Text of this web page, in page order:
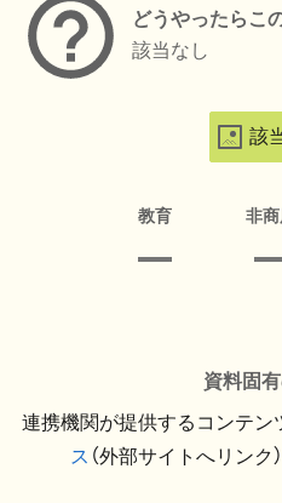
どうやったらこ
該当なし
該
教育 非商
資料固
連携機関が提供するコンテン
ス （外部サイトへリンク